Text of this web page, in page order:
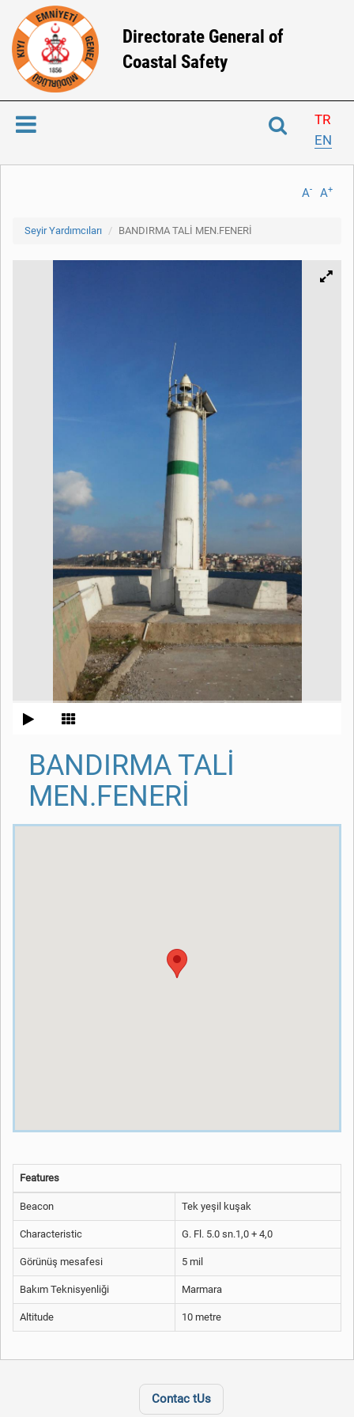
Directorate General of
Coastal Safety
TR
EN
A+
A-
Seyir Yardımcıları BANDIRMA TALİ MEN.FENERİ
BANDIRMA TALİ
MEN.FENERİ
Features
Beacon Tek yeşil kuşak
Characteristic G. Fl. 5.0 sn.1,0 + 4,0
Görünüş mesafesi 5 mil
Bakım Teknisyenliği Marmara
Altitude 10 metre
Contac tUs